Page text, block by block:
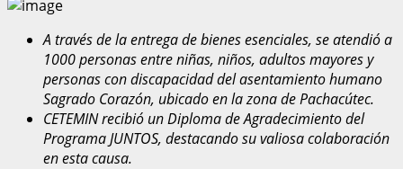
A través de la entrega de bienes esenciales, se atendió a
1000 personas entre niñas, niños, adultos mayores y
personas con discapacidad del asentamiento humano
Sagrado Corazón, ubicado en la zona de Pachacútec.
CETEMIN recibió un Diploma de Agradecimiento del
Programa JUNTOS, destacando su valiosa colaboración
en esta causa.